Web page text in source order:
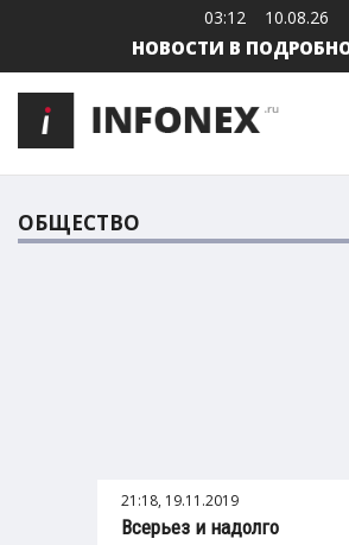
03:12 10.08.26
НОВОСТИ В
ОБЩЕСТВО
21:18, 19.11.2019
Всерьез и надолго